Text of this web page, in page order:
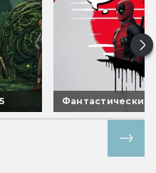
Фантастические